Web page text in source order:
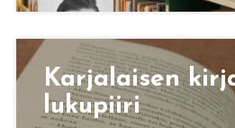
Kar­ja­lai­sen
lu­ku­pii­ri